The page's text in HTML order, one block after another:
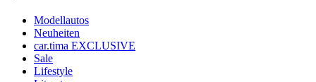
Modellautos
Neuheiten
car.tima EXCLUSIVE
Sale
Lifestyle